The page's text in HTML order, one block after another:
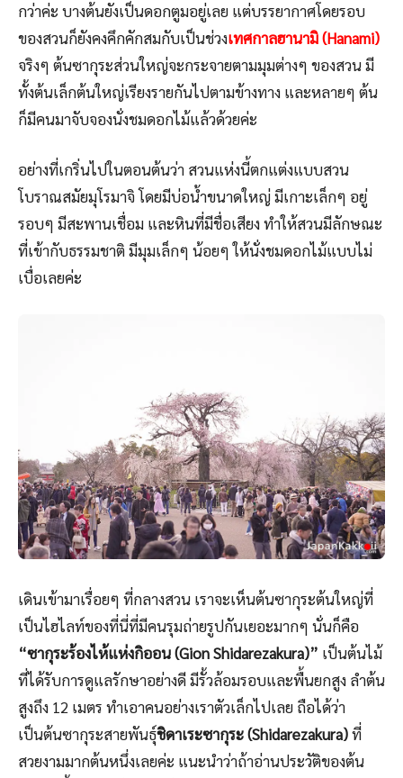
กว่าค่ะ บางต้นยังเป็นดอกตูมอยู่เลย แต่บรรยากาศโดยรอบ
ของสวนก็ยังคงคึกคักสมกับเป็นช่วงเทศกาลฮานามิ (Hanami)
จริงๆ ต้นซากุระส่วนใหญ่จะกระจายตามมุมต่างๆ ของสวน มี
ทั้งต้นเล็กต้นใหญ่เรียงรายกันไปตามข้างทาง และหลายๆ ต้น
ก็มีคนมาจับจองนั่งชมดอกไม้แล้วด้วยค่ะ
อย่างที่เกริ่นไปในตอนต้นว่า สวนแห่งนี้ตกแต่งแบบสวน
โบราณสมัยมุโรมาจิ โดยมีบ่อน้ำขนาดใหญ่ มีเกาะเล็กๆ อยู่
รอบๆ มีสะพานเชื่อม และหินที่มีชื่อเสียง ทำให้สวนมีลักษณะ
ที่เข้ากับธรรมชาติ มีมุมเล็กๆ น้อยๆ ให้นั่งชมดอกไม้แบบไม่
เบื่อเลยค่ะ
เดินเข้ามาเรื่อยๆ ที่กลางสวน เราจะเห็นต้นซากุระต้นใหญ่ที่
เป็นไฮไลท์ของที่นี่ที่มีคนรุมถ่ายรูปกันเยอะมากๆ นั่นก็คือ
“ซากุระร้องไห้แห่งกิออน (Gion Shidarezakura)” เป็นต้นไม้
ที่ได้รับการดูแลรักษาอย่างดี มีรั้วล้อมรอบและพื้นยกสูง ลำต้น
สูงถึง 12 เมตร ทำเอาคนอย่างเราตัวเล็กไปเลย ถือได้ว่า
เป็นต้นซากุระสายพันธุ์ชิดาเระซากุระ (Shidarezakura)ที่
สวยงามมากต้นหนึ่งเลยค่ะ แนะนำว่าถ้าอ่านประวัติของต้น